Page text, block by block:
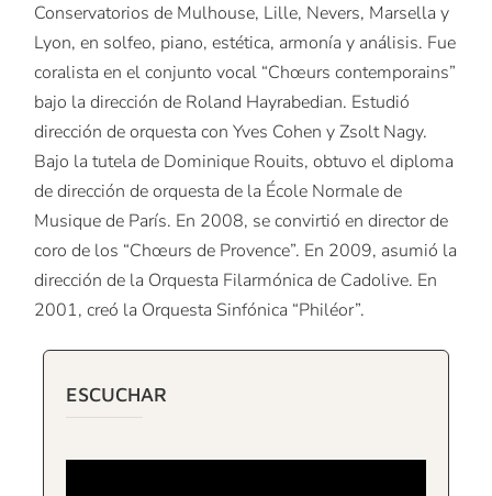
Conservatorios de Mulhouse, Lille, Nevers, Marsella y
Lyon, en solfeo, piano, estética, armonía y análisis. Fue
coralista en el conjunto vocal “Chœurs contemporains”
bajo la dirección de Roland Hayrabedian. Estudió
dirección de orquesta con Yves Cohen y Zsolt Nagy.
Bajo la tutela de Dominique Rouits, obtuvo el diploma
de dirección de orquesta de la École Normale de
Musique de París. En 2008, se convirtió en director de
coro de los “Chœurs de Provence”. En 2009, asumió la
dirección de la Orquesta Filarmónica de Cadolive. En
2001, creó la Orquesta Sinfónica “Philéor”.
ESCUCHAR